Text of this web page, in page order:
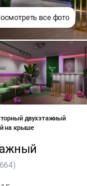
все фото
двухэтажный
на крыше